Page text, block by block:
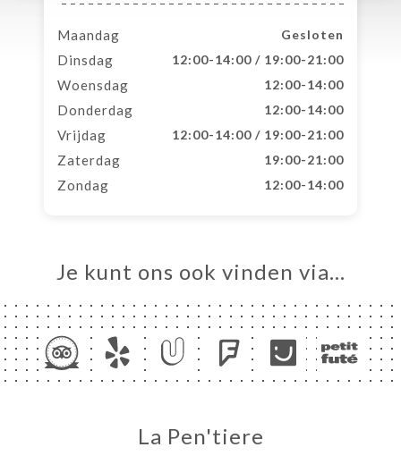
Maandag Gesloten
Dinsdag 12:00-14:00 / 19:00-21:00
Woensdag 12:00-14:00
Donderdag 12:00-14:00
Vrijdag 12:00-14:00 / 19:00-21:00
Zaterdag 19:00-21:00
Zondag 12:00-14:00
Je kunt ons ook vinden via…
La Pen'tiere